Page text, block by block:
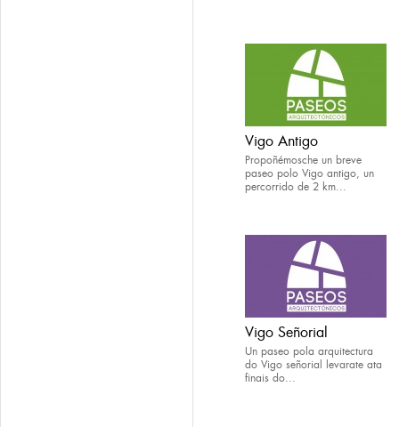
Vigo Antigo
Propoñémosche un breve
paseo polo Vigo antigo, un
percorrido de 2 km...
Vigo Señorial
Un paseo pola arquitectura
do Vigo señorial levarate ata
finais do...